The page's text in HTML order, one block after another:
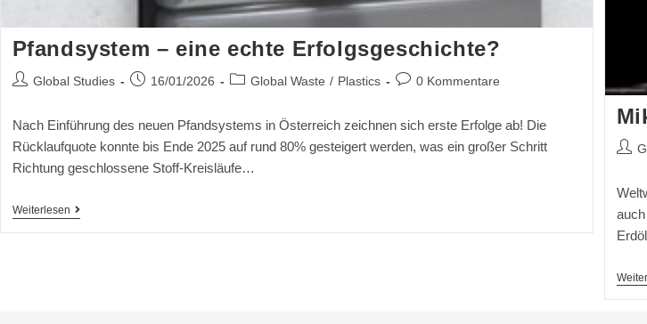
Pfandsystem – eine echte Erfolgsgeschichte?
Global Studies 16/01/2026 Global Waste / Plastics 0 Kommentare
Nach Einführung des neuen Pfandsystems in Österreich zeichnen sich erste Erfolge ab! Die
Rücklaufquote konnte bis Ende 2025 auf rund 80% gesteigert werden, was ein großer Schritt
Richtung geschlossene Stoff-Kreisläufe…
Weiterlesen